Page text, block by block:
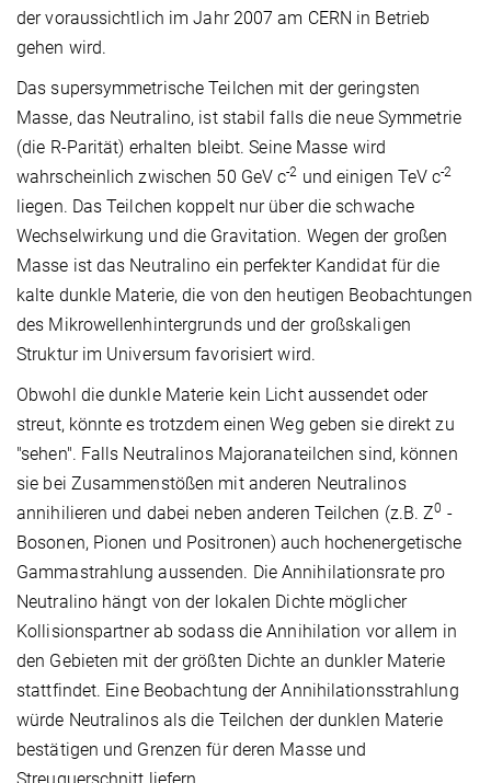
der voraussichtlich im Jahr 2007 am CERN in Betrieb
gehen wird.
Das supersymmetrische Teilchen mit der geringsten
Masse, das Neutralino, ist stabil falls die neue Symmetrie
(die R-Parität) erhalten bleibt. Seine Masse wird
wahrscheinlich zwischen 50 GeV c-2 und einigen TeV c-2
liegen. Das Teilchen koppelt nur über die schwache
Wechselwirkung und die Gravitation. Wegen der großen
Masse ist das Neutralino ein perfekter Kandidat für die
kalte dunkle Materie, die von den heutigen Beobachtungen
des Mikrowellenhintergrunds und der großskaligen
Struktur im Universum favorisiert wird.
Obwohl die dunkle Materie kein Licht aussendet oder
streut, könnte es trotzdem einen Weg geben sie direkt zu
"sehen". Falls Neutralinos Majoranateilchen sind, können
sie bei Zusammenstößen mit anderen Neutralinos
annihilieren und dabei neben anderen Teilchen (z.B. Z0 -
Bosonen, Pionen und Positronen) auch hochenergetische
Gammastrahlung aussenden. Die Annihilationsrate pro
Neutralino hängt von der lokalen Dichte möglicher
Kollisionspartner ab sodass die Annihilation vor allem in
den Gebieten mit der größten Dichte an dunkler Materie
stattfindet. Eine Beobachtung der Annihilationsstrahlung
würde Neutralinos als die Teilchen der dunklen Materie
bestätigen und Grenzen für deren Masse und
Streuquerschnitt liefern.